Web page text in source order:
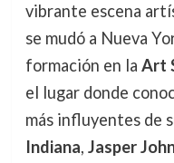
vibrante escena
se mudó a Nueva
formación en la Art
el lugar donde
más influyentes de
Indiana, Jasper